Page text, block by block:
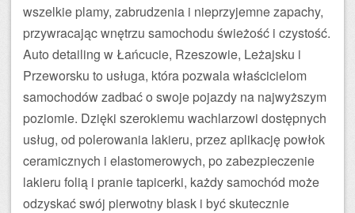
wszelkie plamy, zabrudzenia i nieprzyjemne zapachy,
przywracając wnętrzu samochodu świeżość i czystość.
Auto detailing w Łańcucie, Rzeszowie, Leżajsku i
Przeworsku to usługa, która pozwala właścicielom
samochodów zadbać o swoje pojazdy na najwyższym
poziomie. Dzięki szerokiemu wachlarzowi dostępnych
usług, od polerowania lakieru, przez aplikację powłok
ceramicznych i elastomerowych, po zabezpieczenie
lakieru folią i pranie tapicerki, każdy samochód może
odzyskać swój pierwotny blask i być skutecznie